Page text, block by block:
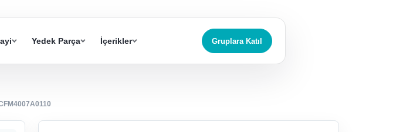
Yedek Parça İçerikler Gruplara Katıl